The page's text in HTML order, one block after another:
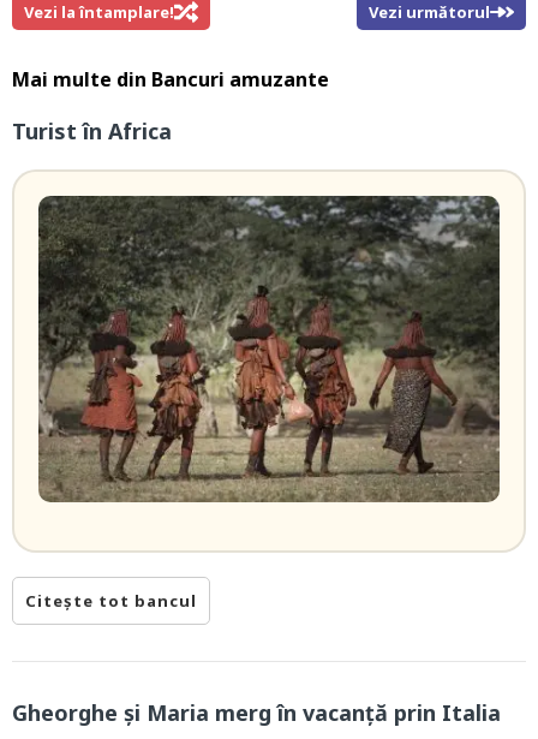
Vezi la întamplare! Vezi următorul
Mai multe din Bancuri amuzante
Turist în Africa
Citește tot bancul
Gheorghe și Maria merg în vacanță prin Italia